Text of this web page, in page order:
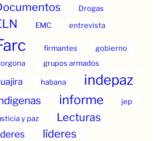
Drogas
EMC entrevista
firmantes
gobierno
grupos armados
habana indepaz
informe
jep
y paz
Lecturas
líderes